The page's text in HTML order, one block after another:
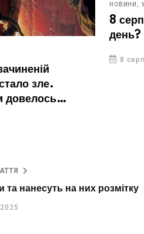
зле.
НОВИНИ,
8 серпня.
день?
8 серпня,
нанесуть на них розмітку